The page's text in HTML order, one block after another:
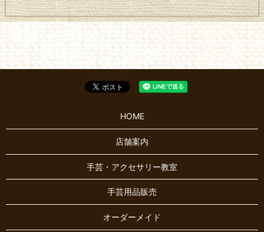
HOME
店舗案内
手芸・アクセサリー教室
手芸用品販売
オーダーメイド